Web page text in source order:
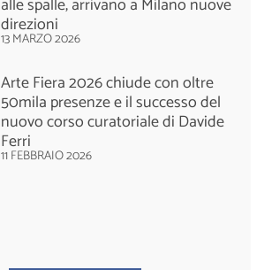
direzioni
13 MARZO 2026
Arte Fiera 2026 chiude con oltre
50mila presenze e il successo del
nuovo corso curatoriale di Davide
Ferri
11 FEBBRAIO 2026